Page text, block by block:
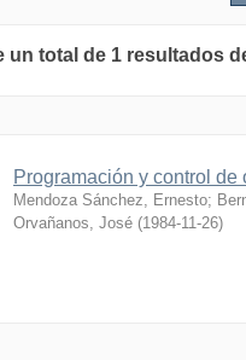
un total de 1 resultados
Programación y control de
Mendoza Sánchez, Ernesto;
Orvañanos, José (1984-11-26)